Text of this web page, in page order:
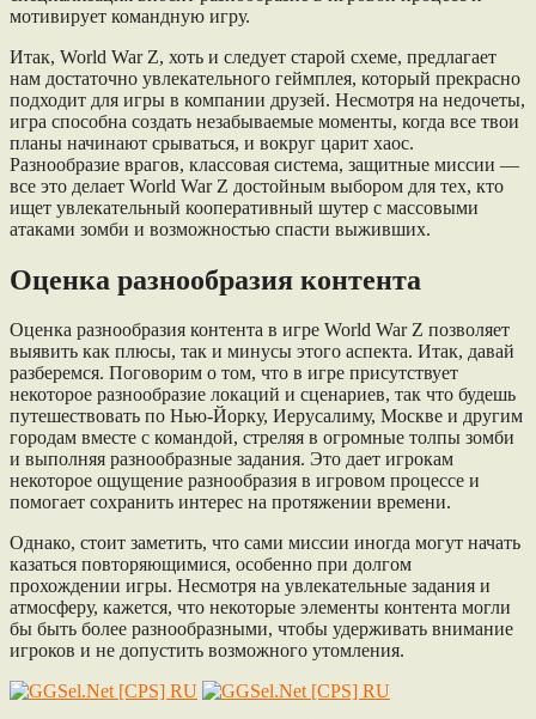
мотивирует командную игру.
Итак, World War Z, хоть и следует старой схеме, предлагает
нам достаточно увлекательного геймплея, который прекрасно
подходит для игры в компании друзей. Несмотря на недочеты,
игра способна создать незабываемые моменты, когда все твои
планы начинают срываться, и вокруг царит хаос.
Разнообразие врагов, классовая система, защитные миссии —
все это делает World War Z достойным выбором для тех, кто
ищет увлекательный кооперативный шутер с массовыми
атаками зомби и возможностью спасти выживших.
Оценка разнообразия контента
Оценка разнообразия контента в игре World War Z позволяет
выявить как плюсы, так и минусы этого аспекта. Итак, давай
разберемся. Поговорим о том, что в игре присутствует
некоторое разнообразие локаций и сценариев, так что будешь
путешествовать по Нью-Йорку, Иерусалиму, Москве и другим
городам вместе с командой, стреляя в огромные толпы зомби
и выполняя разнообразные задания. Это дает игрокам
некоторое ощущение разнообразия в игровом процессе и
помогает сохранить интерес на протяжении времени.
Однако, стоит заметить, что сами миссии иногда могут начать
казаться повторяющимися, особенно при долгом
прохождении игры. Несмотря на увлекательные задания и
атмосферу, кажется, что некоторые элементы контента могли
бы быть более разнообразными, чтобы удерживать внимание
игроков и не допустить возможного утомления.